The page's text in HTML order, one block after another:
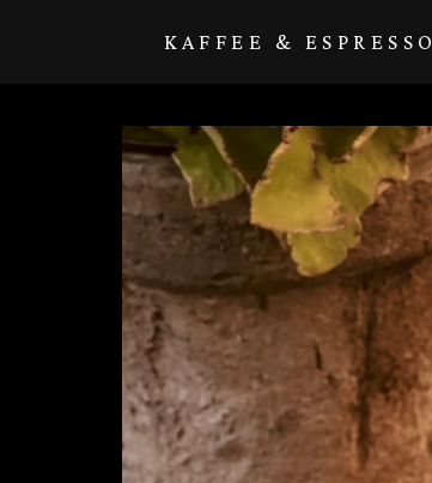
KAFFEE & ESPRESSO